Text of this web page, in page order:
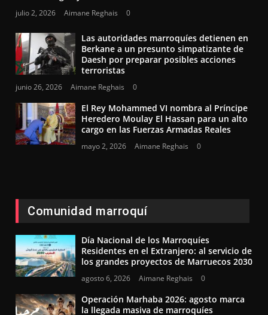
julio 2, 2026 Aimane Reghais 0
Las autoridades marroquíes detienen en
Berkane a un presunto simpatizante de
Daesh por preparar posibles acciones
terroristas
junio 26, 2026 Aimane Reghais 0
El Rey Mohammed VI nombra al Príncipe
Heredero Moulay El Hassan para un alto
cargo en las Fuerzas Armadas Reales
mayo 2, 2026 Aimane Reghais 0
Comunidad marroquí
Día Nacional de los Marroquíes
Residentes en el Extranjero: al servicio de
los grandes proyectos de Marruecos 2030
agosto 6, 2026 Aimane Reghais 0
Operación Marhaba 2026: agosto marca
la llegada masiva de marroquíes